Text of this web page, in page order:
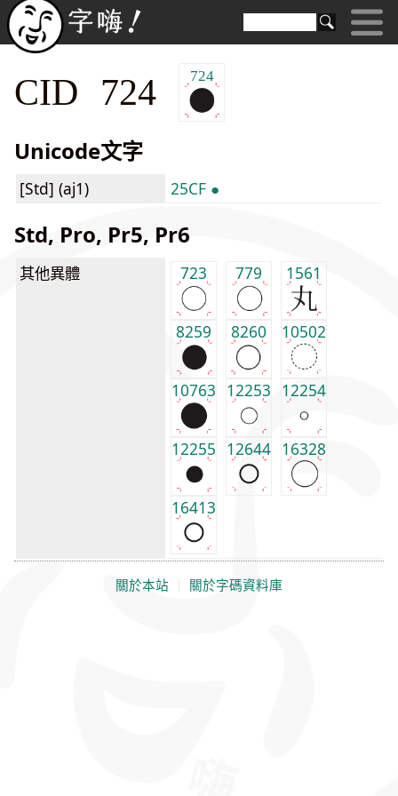
CID 724 724
Unicode文字
[Std] (aj1) 25CF ●
Std, Pro, Pr5, Pr6
其他異體 723 779 1561
8259 8260 10502
10763 12253 12254
12255 12644 16328
16413
關於本站 關於字碼資料庫